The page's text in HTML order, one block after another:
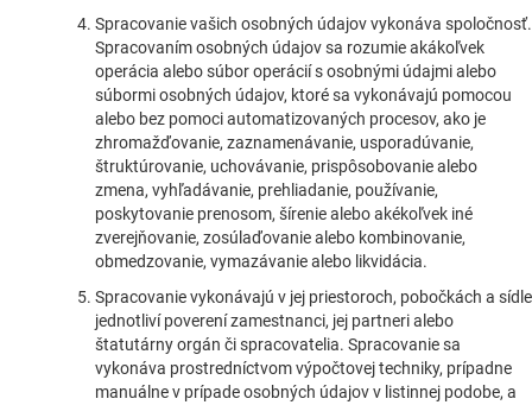
Spracovanie vašich osobných údajov vykonáva spoločnosť.
Spracovaním osobných údajov sa rozumie akákoľvek
operácia alebo súbor operácií s osobnými údajmi alebo
súbormi osobných údajov, ktoré sa vykonávajú pomocou
alebo bez pomoci automatizovaných procesov, ako je
zhromažďovanie, zaznamenávanie, usporadúvanie,
štruktúrovanie, uchovávanie, prispôsobovanie alebo
zmena, vyhľadávanie, prehliadanie, používanie,
poskytovanie prenosom, šírenie alebo akékoľvek iné
zverejňovanie, zosúlaďovanie alebo kombinovanie,
obmedzovanie, vymazávanie alebo likvidácia.
Spracovanie vykonávajú v jej priestoroch, pobočkách a sídle
jednotliví poverení zamestnanci, jej partneri alebo
štatutárny orgán či spracovatelia. Spracovanie sa
vykonáva prostredníctvom výpočtovej techniky, prípadne
manuálne v prípade osobných údajov v listinnej podobe, a